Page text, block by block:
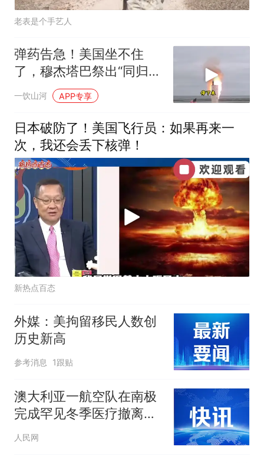
老表是个手艺人
弹药告急！美国坐不住
了，穆杰塔巴祭出“同归于
尽”绝招，暴露致命短板
一饮山河 APP专享
日本破防了！美国飞行员：如果再来一
次，我还会丢下核弹！
新热点百态
外媒：美拘留移民人数创
历史新高
参考消息 1跟贴
澳大利亚一航空队在南极
完成罕见冬季医疗撤离任
务
人民网